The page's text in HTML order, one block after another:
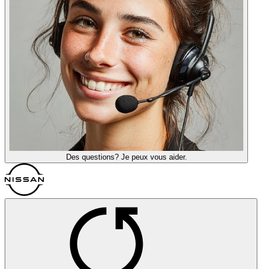
Des questions? Je peux vous aider.